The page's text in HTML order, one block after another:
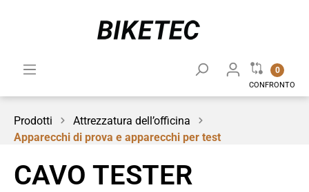
0
CONFRONTO
Prodotti
Attrezzatura dell’officina
Apparecchi di prova e apparecchi per test
CAVO TESTER